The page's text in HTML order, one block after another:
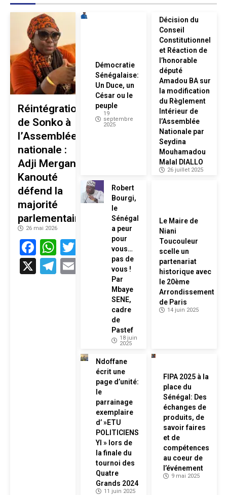
Réintégration
de Sonko à
l’Assemblée
nationale :
Adji Mergane
Kanouté
défend la
majorité
parlementaire
26 mai 2026
Facebook
WhatsApp
Twitter
X
Telegram
Email
Démocratie
Sénégalaise:
Un Duce, un
César ou le
peuple
19
septembre
2025
Décision du
Conseil
Constitutionnel
et Réaction de
l’honorable
député
Amadou BA sur
la modification
du Règlement
Intérieur de
l’Assemblée
Nationale par
Seydina
Mouhamadou
Malal DIALLO
26 juillet 2025
Robert
Bourgi,
le
Sénégal
a peur
pour
vous…
pas de
vous !
Par
Mbaye
SENE,
cadre
de
Pastef
18 juin
2025
Le Maire de
Niani
Toucouleur
scelle un
partenariat
historique avec
le 20ème
Arrondissement
de Paris
14 juin 2025
Ndoffane
écrit une
page d’unité:
le
parrainage
exemplaire
d’ »ETU
POLITICIENS
YI » lors de
la finale du
tournoi des
Quatre
Grands 2024
11 juin 2025
FIPA 2025 à la
place du
Sénégal: Des
échanges de
produits, de
savoir faires
et de
compétences
au coeur de
l’événement
9 mai 2025